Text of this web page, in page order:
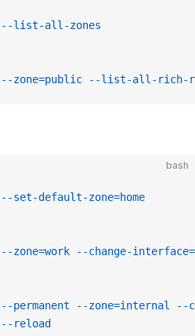
--list-all-zones
--zone=public --list-all-rich-
bash
--set-default-zone=home
--zone=work --change-
--permanent --zone=internal
--
--reload